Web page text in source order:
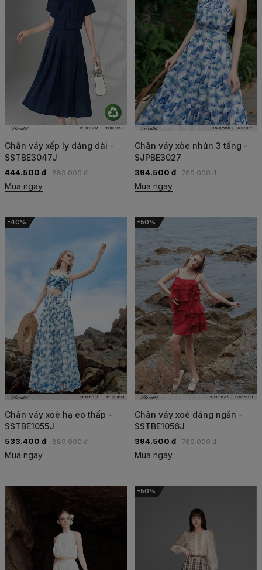
Chân váy xếp ly dáng dài -
SSTBE3047J
444.500 đ 889.000 đ
Mua ngay
Chân váy xòe nhún 3 tầng -
SJPBE3027
394.500 đ 789.000 đ
Mua ngay
-40%
Chân váy xoè hạ eo thấp -
SSTBE1055J
533.400 đ 889.000 đ
Mua ngay
-50%
Chân váy xoè dáng ngắn -
SSTBE1056J
394.500 đ 789.000 đ
Mua ngay
-50%